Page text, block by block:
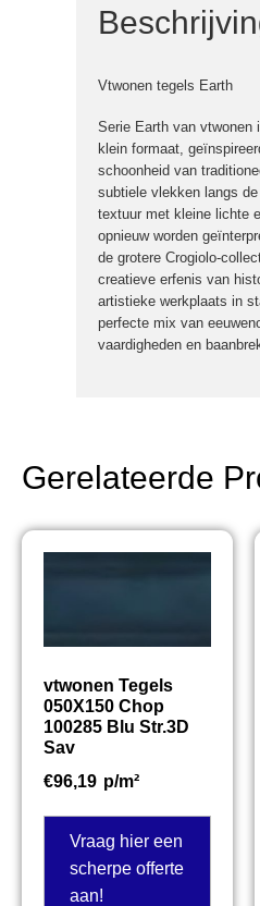
Vtwonen tegels Earth
Serie Earth van vtwonen
klein formaat,
schoonheid van
subtiele vlekken langs
textuur met kleine lichte
opnieuw worden
de grotere Crogiolo-
creatieve erfenis van
artistieke werkplaats in
perfecte mix van
vaardigheden en
Gerelateerde
vtwonen Tegels
050X150 Chop
100285 Blu Str.3D
Sav
€96,19 p/m²
Vraag hier een
scherpe offerte
aan!